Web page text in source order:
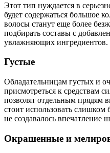
Этот тип нуждается в
будет содержаться большое
волосы станут еще более
подбирать составы с
увлажняющих ингредиентов.
Густые
Обладательницам густых и
присмотреться к средствам
позволят отдельным прядям
стоит использовать слишком
не создавалось впечатление
Окрашенные и